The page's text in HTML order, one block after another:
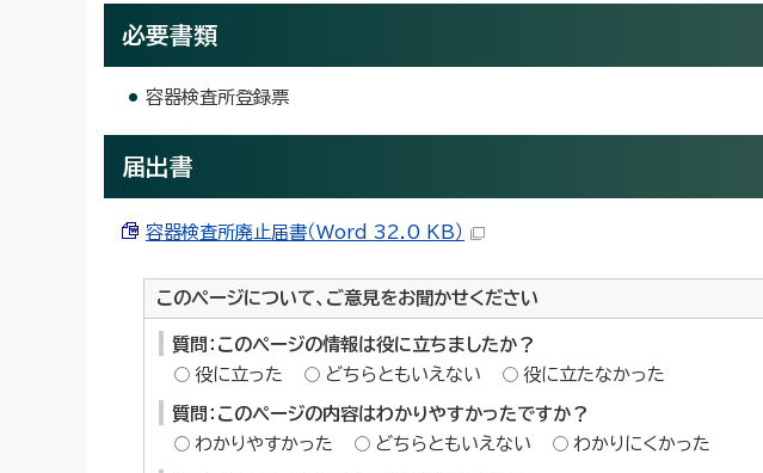
必要書類
容器検査所登録票
届出書
容器検査所廃止届書（Word 32.0 KB）
このページについて、ご意見をお聞かせください
質問：このページの情報は役に立ちましたか？
役に立った
どちらともいえない 役に立たなかった
質問：このページの内容はわかりやすかったですか？
わかりやすかった
どちらともいえない わかりにくかった